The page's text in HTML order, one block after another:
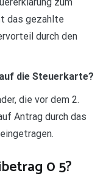
das gezahlte
durch den
die Steuerkarte?
die vor dem 2.
Antrag durch das
0 5?